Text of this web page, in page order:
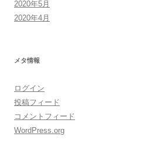
2020年5月
2020年4月
メタ情報
ログイン
投稿フィード
コメントフィード
WordPress.org